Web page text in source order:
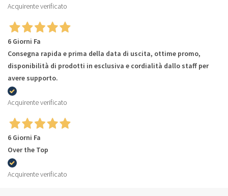
Acquirente verificato
6 Giorni Fa
Consegna rapida e prima della data di uscita, ottime promo,
disponibilità di prodotti in esclusiva e cordialità dallo staff per
avere supporto.
Acquirente verificato
6 Giorni Fa
Over the Top
Acquirente verificato